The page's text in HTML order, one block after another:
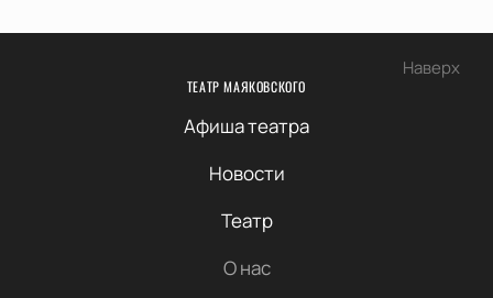
Наверх
ТЕАТР МАЯКОВСКОГО
Афиша театра
Новости
Театр
О нас